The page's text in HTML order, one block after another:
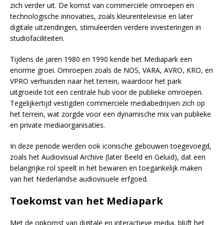
zich verder uit. De komst van commerciële omroepen en
technologische innovaties, zoals kleurentelevisie en later
digitale uitzendingen, stimuleerden verdere investeringen in
studiofaciliteiten.
Tijdens de jaren 1980 en 1990 kende het Mediapark een
enorme groei. Omroepen zoals de NOS, VARA, AVRO, KRO, en
VPRO verhuisden naar het terrein, waardoor het park
uitgroeide tot een centrale hub voor de publieke omroepen.
Tegelijkertijd vestigden commerciële mediabedrijven zich op
het terrein, wat zorgde voor een dynamische mix van publieke
en private mediaorganisaties.
In deze periode werden ook iconische gebouwen toegevoegd,
zoals het Audiovisual Archive (later Beeld en Geluid), dat een
belangrijke rol speelt in het bewaren en toegankelijk maken
van het Nederlandse audiovisuele erfgoed.
Toekomst van het Mediapark
Met de opkomst van digitale en interactieve media, blijft het